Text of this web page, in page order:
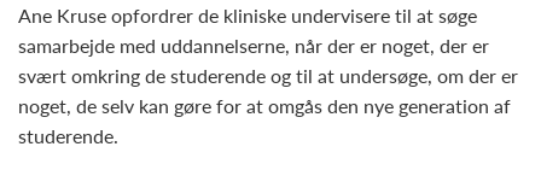
Ane Kruse opfordrer de kliniske undervisere til at søge
samarbejde med uddannelserne, når der er noget, der er
svært omkring de studerende og til at undersøge, om der er
noget, de selv kan gøre for at omgås den nye generation af
studerende.